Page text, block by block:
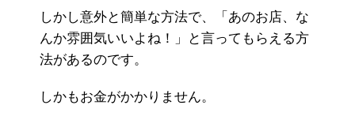
しかし意外と簡単な方法で、「あのお店、な
んか雰囲気いいよね！」と言ってもらえる方
法があるのです。
しかもお金がかかりません。